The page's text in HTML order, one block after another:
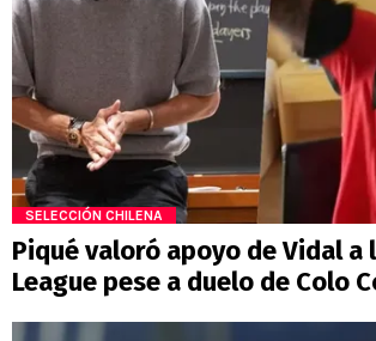
SELECCIÓN CHILENA
Piqué valoró apoyo de Vidal a
League pese a duelo de Colo